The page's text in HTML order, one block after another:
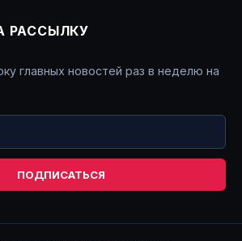
РАССЫЛКУ
главных новостей раз в неделю на
ПОДПИСАТЬСЯ